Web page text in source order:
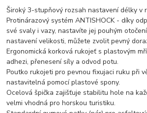
Široký 3-stupňový rozsah nastavení délky v
Protinárazový systém ANTISHOCK - díky
své svaly i vazy, nastavíte jej pouhým
nastavení velikosti, můžete zvolit pevný
Ergonomická korková rukojeť s plastovým
adhezi, přenesení síly a odvod potu.
Poutko rukojeti pro pevnou fixujaci ruku při
nastavitelná pomocí plastové spony.
Ocelová špička zajišťuje stabilitu hole na
velmi vhodná pro horskou turistiku.